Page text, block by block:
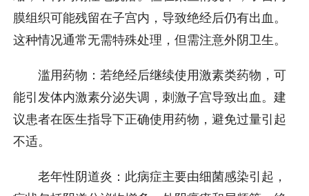
膜组织可能残留在子宫内，导致绝经后仍有出血。
这种情况通常无需特殊处理，但需注意外阴卫生。
滥用药物：若绝经后继续使用激素类药物，可
能引发体内激素分泌失调，刺激子宫导致出血。建
议患者在医生指导下正确使用药物，避免过量引起
不适。
老年性阴道炎：此病症主要由细菌感染引起，